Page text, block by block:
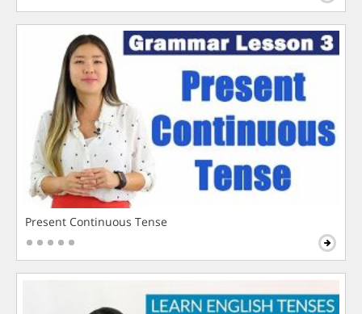
Present Continuous Tense